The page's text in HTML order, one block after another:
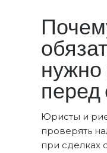
нужно
перед
Юристы и
проверять
при сделках